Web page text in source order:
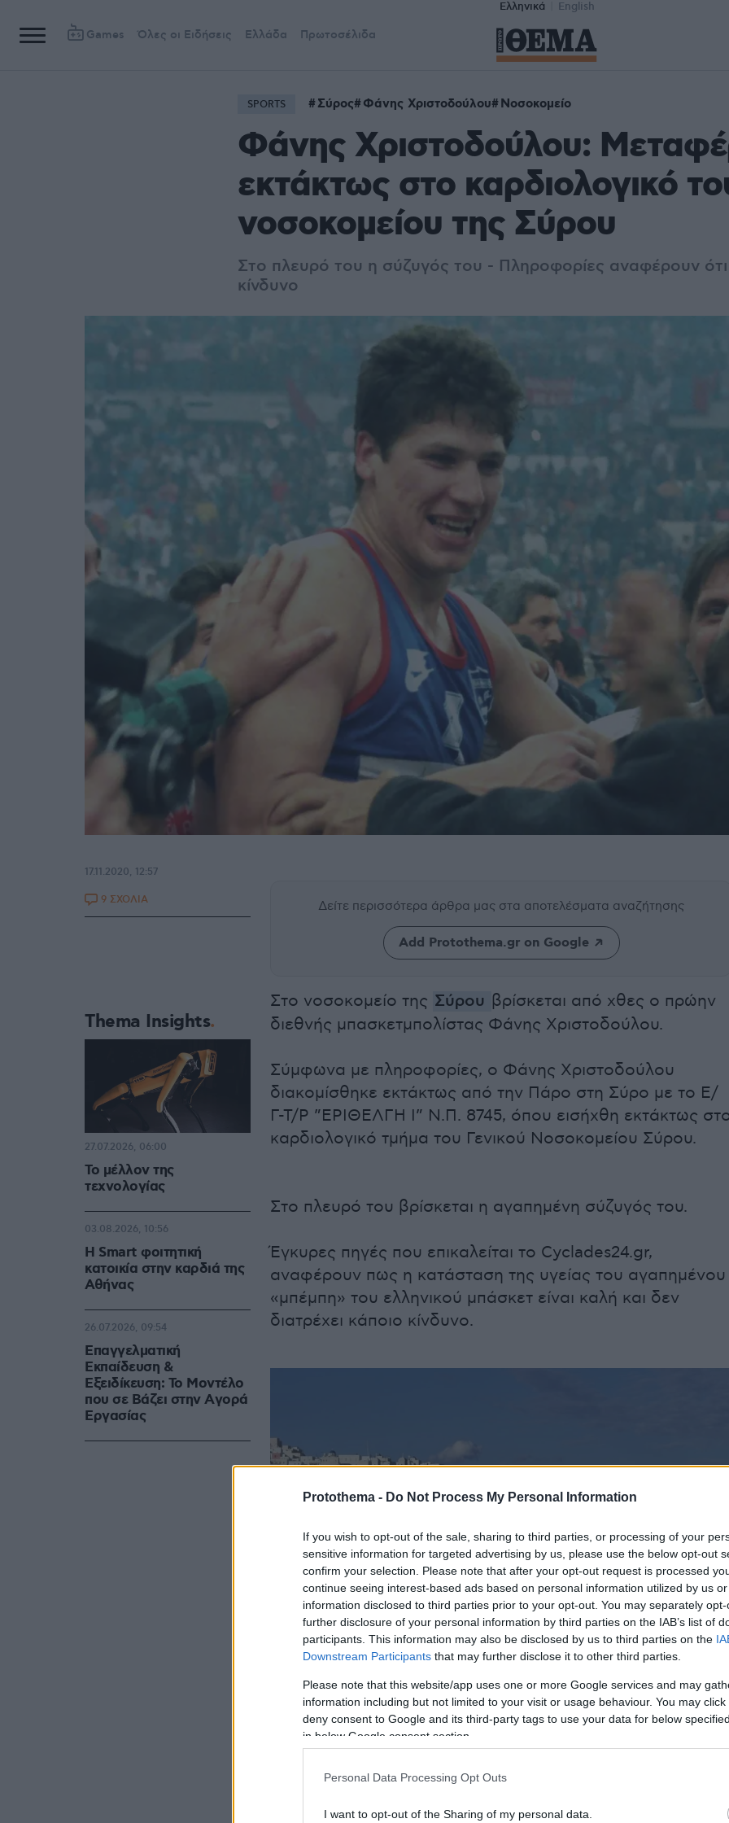
Protothema - Do Not Process My Personal Information
If you wish to opt-out of the sale, sharing to third parties, or processing of your
sensitive information for targeted advertising by us, please use the below opt-out
confirm your selection. Please note that after your opt-out request is processed
continue seeing interest-based ads based on personal information utilized by us
information disclosed to third parties prior to your opt-out. You may separately
further disclosure of your personal information by third parties on the IAB’s list of
participants. This information may also be disclosed by us to third parties on the
Downstream Participants that may further disclose it to other third parties.
Please note that this website/app uses one or more Google services and may
information including but not limited to your visit or usage behaviour. You may
deny consent to Google and its third-party tags to use your data for below
in below Google consent section.
Personal Data Processing Opt Outs
I want to opt-out of the Sharing of my personal data.
Ελληνικά English
Games Όλες οι Ειδήσεις Ελλάδα Πρωτοσέλιδα
SPORTS Σύρος Φάνης Χριστοδούλου Νοσοκομείο
Φάνης Χριστοδούλου:
εκτάκτως στο καρδιολογικό
νοσοκομείου της Σύρου
Στο πλευρό του η σύζυγός του - Πληροφορίες αναφέρουν ότι
κίνδυνο
Δείτε περισσότερα άρθρα μας στα αποτελέσματα αναζήτησης
Add Protothema.gr on Google
Στο νοσοκομείο της Σύρου βρίσκεται από χθες ο πρώην
διεθνής μπασκετμπολίστας Φάνης Χριστοδούλου.
Σύμφωνα με πληροφορίες, ο Φάνης Χριστοδούλου
διακομίσθηκε εκτάκτως από την Πάρο στη Σύρο με το Ε/
Γ-Τ/Ρ ”ΕΡΙΘΕΛΓΗ Ι” Ν.Π. 8745, όπου εισήχθη εκτάκτως
καρδιολογικό τμήμα του Γενικού Νοσοκομείου Σύρου.
Στο πλευρό του βρίσκεται η αγαπημένη σύζυγός του.
Έγκυρες πηγές που επικαλείται το Cyclades24.gr,
αναφέρουν πως η κατάσταση της υγείας του αγαπημένου
«μπέμπη» του ελληνικού μπάσκετ είναι καλή και δεν
διατρέχει κάποιο κίνδυνο.
Ειδήσεις σήμερα
17.11.2020, 12:57
9 ΣΧΟΛΙΑ
Thema Insights
Το μέλλον της
τεχνολογίας
27.07.2026, 06:00
Η Smart φοιτητική
κατοικία στην καρδιά της
Αθήνας
03.08.2026, 10:56
Επαγγελματική
Εκπαίδευση &
Εξειδίκευση: Το Mοντέλο
που σε Bάζει στην Aγορά
Eργασίας
26.07.2026, 09:54